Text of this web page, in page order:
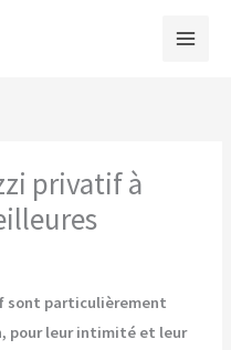
privatif à
sont particulièrement
pour leur intimité et leur